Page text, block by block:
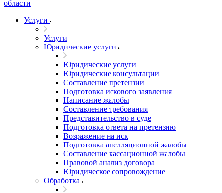
Услуги
Услуги
Юридические услуги
Юридические услуги
Юридические консультации
Составление претензии
Подготовка искового заявления
Написание жалобы
Составление требования
Представительство в суде
Подготовка ответа на претензию
Возражение на иск
Подготовка апелляционной жалобы
Составление кассационной жалобы
Правовой анализ договора
Юридическое сопровождение
Обработка